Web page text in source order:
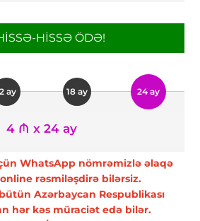
HISSƏ ÖDƏ!
ay 18 ay 24 ay
4 ₼ x 24 ay
WhatsApp nömrəmizlə əlaqə
rəsmiləşdirə bilərsiz.
Azərbaycan Respublikası
hər kəs müraciət edə bilər.